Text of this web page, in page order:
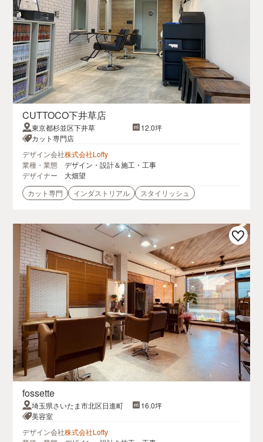
CUTTOCO下井草店
東京都杉並区下井草
12.0坪
カット専門店
デザイン会社株式会社Lofty
業種・業態
デザイン・設計＆施工・工事
デザイナー
大畑望
カット専門
インダストリアル スタイリッシュ
fossette
埼玉県さいたま市北区日進町
16.0坪
美容室
デザイン会社株式会社Lofty